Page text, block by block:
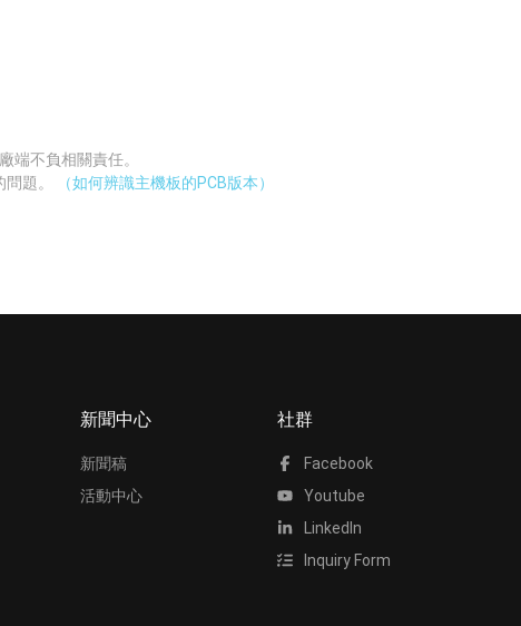
端不負相關責任。
題。
（如何辨識主機板的PCB版本）
新聞中心
新聞稿
活動中心
社群
Facebook
Youtube
LinkedIn
Inquiry Form